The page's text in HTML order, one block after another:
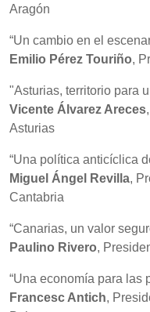
Aragón
“Un cambio en el
Emilio Pérez Touriño,
"Asturias, territorio para
Vicente Álvarez Areces
Asturias
“Una política anticíclica
Miguel Ángel Revilla,
Cantabria
“Canarias, un valor
Paulino Rivero,
“Una economía para las
Francesc Antich,